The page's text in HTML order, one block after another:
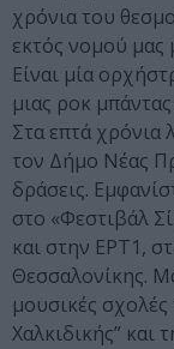
χρόνια του
εκτός νομού μας
Είναι μία
μιας ροκ
Στα επτά χρόνια
τον Δήμο Νέας
δράσεις.
στο «Φεστιβάλ
και στην ΕΡΤ1,
Θεσσαλονίκης.
μουσικές
Χαλκιδικής” και